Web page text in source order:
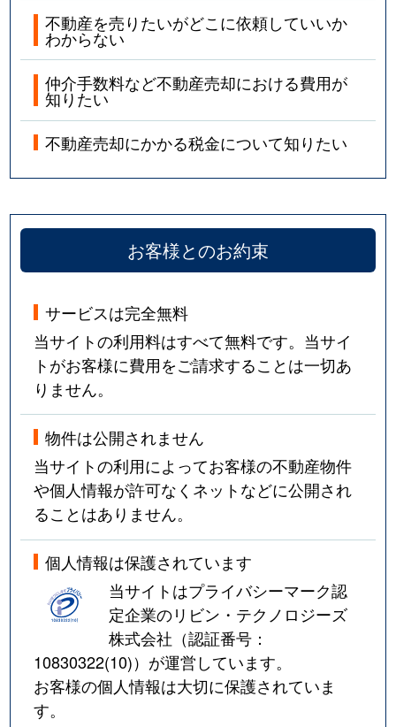
不動産を売りたいがどこに依頼していいか
わからない
仲介手数料など不動産売却における費用が
知りたい
不動産売却にかかる税金について知りたい
お客様とのお約束
サービスは完全無料
当サイトの利用料はすべて無料です。当サイ
トがお客様に費用をご請求することは一切あ
りません。
物件は公開されません
当サイトの利用によってお客様の不動産物件
や個人情報が許可なくネットなどに公開され
ることはありません。
個人情報は保護されています
当サイトはプライバシーマーク認
定企業のリビン・テクノロジーズ
株式会社（認証番号：
10830322(10)）が運営しています。
お客様の個人情報は大切に保護されていま
す。